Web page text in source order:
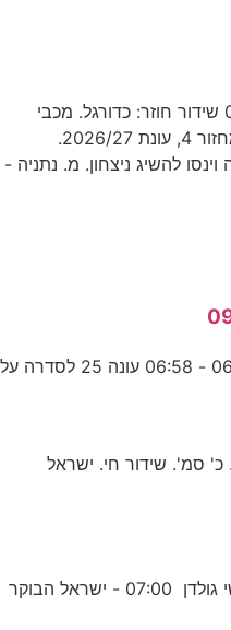
מ. חיפה - ע. טבריה 06:00 - 07:50 שידור חוזר: כדורגל. מכבי
חיפה - עירוני טבריה, גביע הטוטו, מחזור 4, עונת 2026/27.
להשיג ניצחון. מ. נתניה -
כ' עב'. כ' סמ'. שידור חי. ישראל
06:00 - כותרות הבוקר - בהגשת שי גולדן 07:00 - ישראל הבוקר